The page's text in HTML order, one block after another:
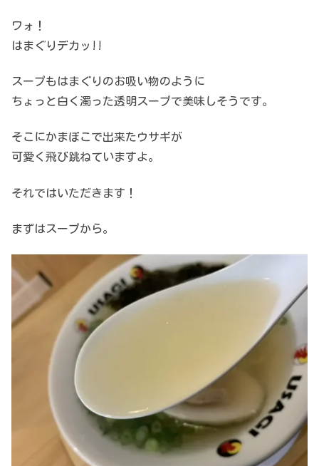
ワォ！
はまぐりデカッ!!
スープもはまぐりのお吸い物のように
ちょっと白く濁った透明スープで美味しそうです。
そこにかまぼこで出来たウサギが
可愛く飛び跳ねていますよ。
それではいただきます！
まずはスープから。